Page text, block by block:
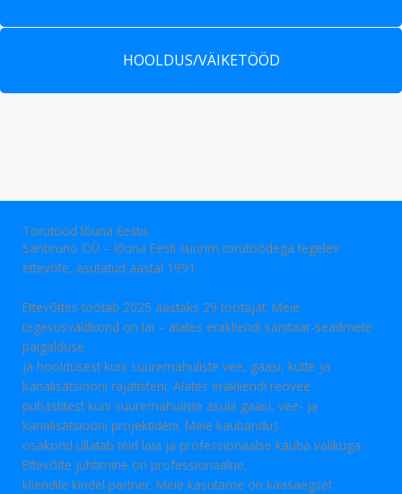
HOOLDUS/VÄIKETÖÖD
Torutööd lõuna Eestis
Sanbruno OÜ – lõuna Eesti suurim torutöödega tegelev
ettevõte, asutatud aastal 1991.
Ettevõttes töötab 2025 aastaks 29 töötajat. Meie
tegevusvaldkond on lai – alates erakliendi sanitaar-seadmete
paigalduse
ja hooldusest kuni suuremahuliste vee, gaasi, kütte ja
kanalisatsiooni rajatisteni. Alates erakliendi reovee
puhastitest kuni suuremahuliste asula gaasi, vee- ja
kanalisatsiooni projektideni. Meie kaubandus
osakond üllatab teid laia ja professionaalse kauba valikuga.
Ettevõtte juhtimine on professionaalne,
kliendile kindel partner. Meie kasutame on kaasaegset